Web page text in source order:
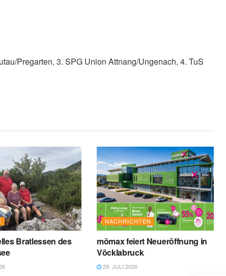
Pregarten, 3. SPG Union Attnang/Ungenach, 4. TuS
Bratlessen des
NACHRICHTEN
mömax feiert Neueröffnung in
Vöcklabruck
29. JULI 2026